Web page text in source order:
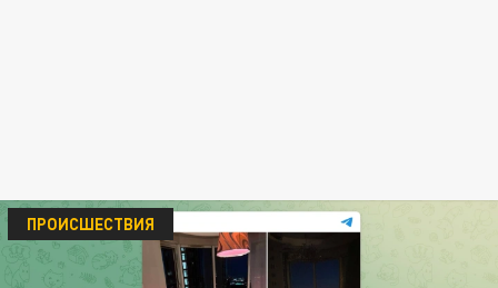
ПРОИСШЕСТВИЯ